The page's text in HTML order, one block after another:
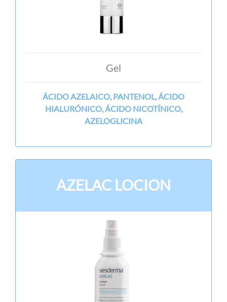
Gel
ÁCIDO AZELAICO, PANTENOL, ÁCIDO
HIALURÓNICO, ÁCIDO NICOTÍNICO,
AZELOGLICINA
AZELAC LOCION